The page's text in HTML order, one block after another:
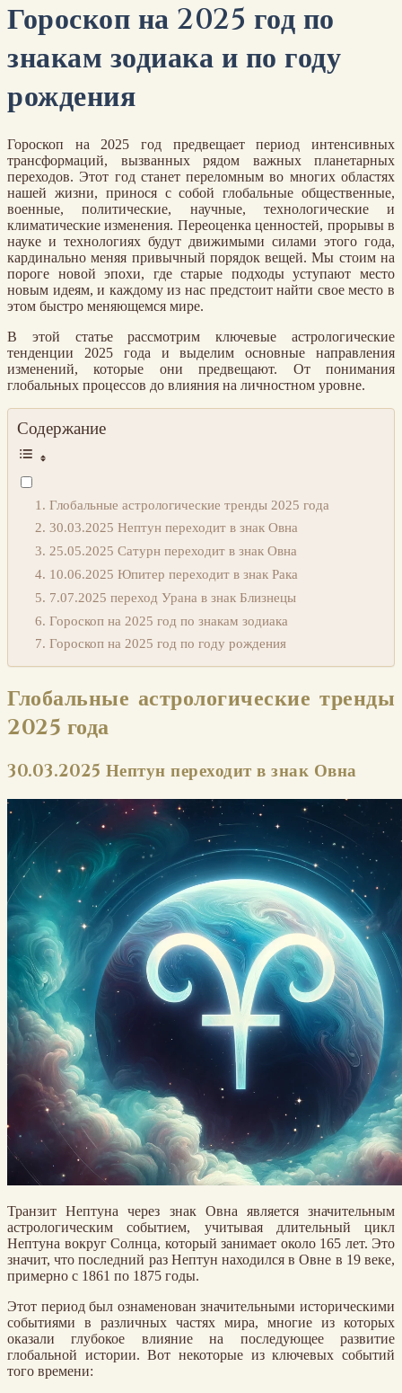
Гороскоп на 2025 год по
знакам зодиака и по году
рождения
Гороскоп на 2025 год предвещает период интенсивных
трансформаций, вызванных рядом важных планетарных
переходов. Этот год станет переломным во многих областях
нашей жизни, принося с собой глобальные общественные,
военные, политические, научные, технологические и
климатические изменения. Переоценка ценностей, прорывы в
науке и технологиях будут движимыми силами этого года,
кардинально меняя привычный порядок вещей. Мы стоим на
пороге новой эпохи, где старые подходы уступают место
новым идеям, и каждому из нас предстоит найти свое место в
этом быстро меняющемся мире.
В этой статье рассмотрим ключевые астрологические
тенденции 2025 года и выделим основные направления
изменений, которые они предвещают. От понимания
глобальных процессов до влияния на личностном уровне.
Содержание
Глобальные астрологические тренды 2025 года
30.03.2025 Нептун переходит в знак Овна
25.05.2025 Сатурн переходит в знак Овна
10.06.2025 Юпитер переходит в знак Рака
7.07.2025 переход Урана в знак Близнецы
Гороскоп на 2025 год по знакам зодиака
Гороскоп на 2025 год по году рождения
Глобальные астрологические тренды
2025 года
30.03.2025 Нептун переходит в знак Овна
Транзит Нептуна через знак Овна является значительным
астрологическим событием, учитывая длительный цикл
Нептуна вокруг Солнца, который занимает около 165 лет. Это
значит, что последний раз Нептун находился в Овне в 19 веке,
примерно с 1861 по 1875 годы.
Этот период был ознаменован значительными историческими
событиями в различных частях мира, многие из которых
оказали глубокое влияние на последующее развитие
глобальной истории. Вот некоторые из ключевых событий
того времени: